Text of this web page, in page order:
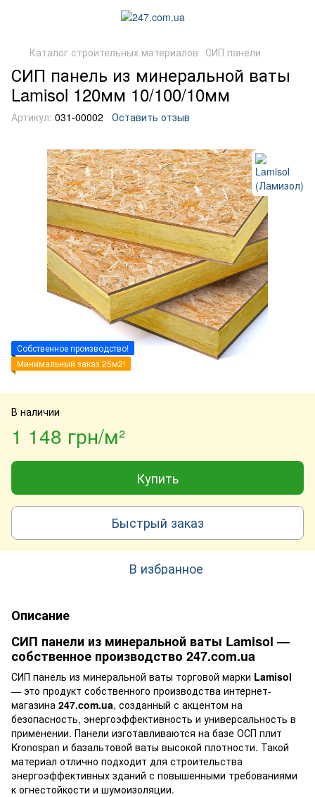
Каталог строительных материалов СИП панели
СИП панель из минеральной ваты
Lamisol 120мм 10/100/10мм
Артикул: 031-00002 Оставить отзыв
Собственное производство!
Минимальный заказ 25м2!
В наличии
1 148 грн/м²
Купить
Быстрый заказ
В избранное
Описание
СИП панели из минеральной ваты Lamisol —
собственное производство 247.com.ua
СИП панель из минеральной ваты торговой марки Lamisol
— это продукт собственного производства интернет-
магазина 247.com.ua, созданный с акцентом на
безопасность, энергоэффективность и универсальность в
применении. Панели изготавливаются на базе ОСП плит
Kronospan и базальтовой ваты высокой плотности. Такой
материал отлично подходит для строительства
энергоэффективных зданий с повышенными требованиями
к огнестойкости и шумоизоляции.